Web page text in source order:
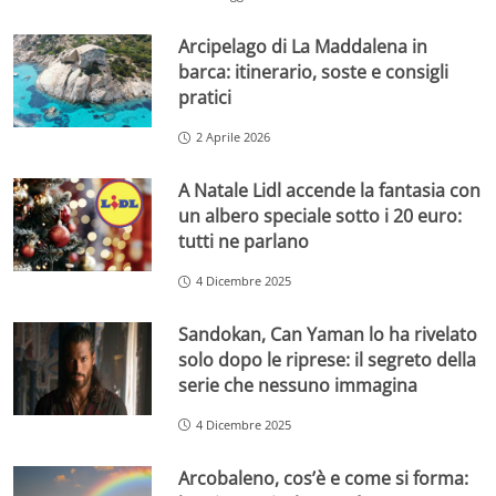
Arcipelago di La Maddalena in
barca: itinerario, soste e consigli
pratici
2 Aprile 2026
A Natale Lidl accende la fantasia con
un albero speciale sotto i 20 euro:
tutti ne parlano
4 Dicembre 2025
Sandokan, Can Yaman lo ha rivelato
solo dopo le riprese: il segreto della
serie che nessuno immagina
4 Dicembre 2025
Arcobaleno, cos’è e come si forma: